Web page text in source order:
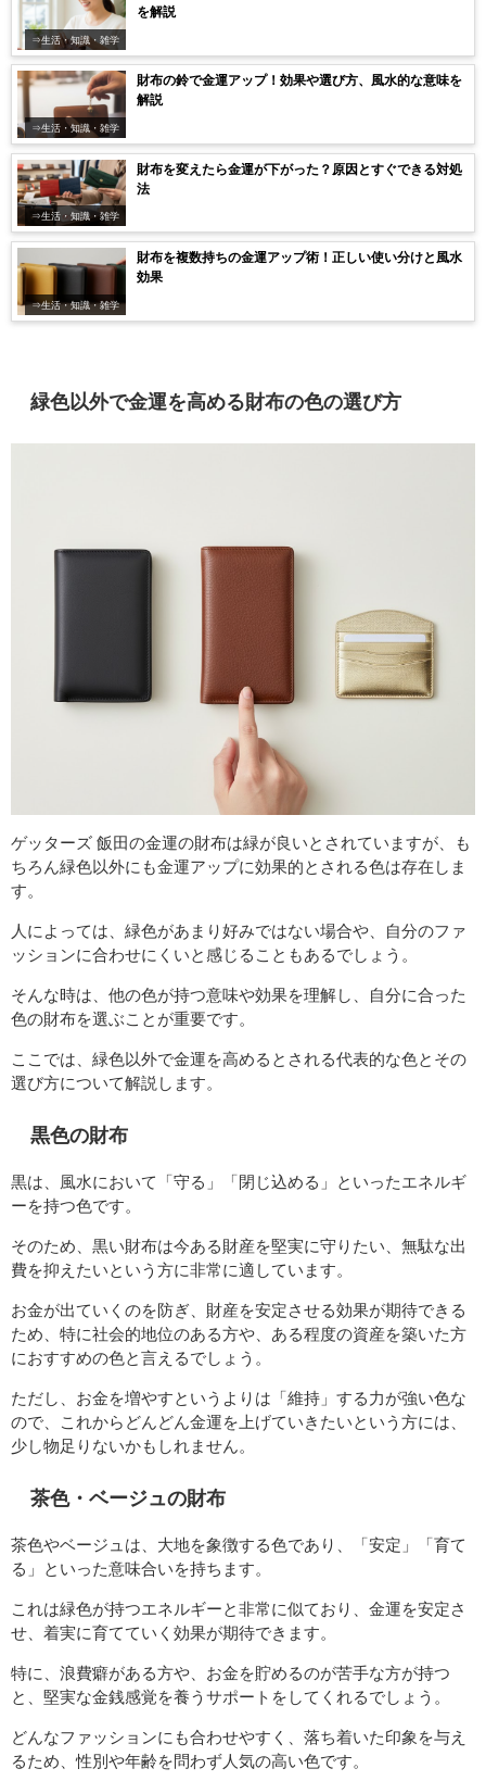
⇒生活・知識・雑学
を解説
⇒生活・知識・雑学
財布の鈴で金運アップ！効果や選び方、風水的な意味を
解説
⇒生活・知識・雑学
財布を変えたら金運が下がった？原因とすぐできる対処
法
⇒生活・知識・雑学
財布を複数持ちの金運アップ術！正しい使い分けと風水
効果
緑色以外で金運を高める財布の色の選び方
ゲッターズ 飯田の金運の財布は緑が良いとされていますが、も
ちろん緑色以外にも金運アップに効果的とされる色は存在しま
す。
人によっては、緑色があまり好みではない場合や、自分のファ
ッションに合わせにくいと感じることもあるでしょう。
そんな時は、他の色が持つ意味や効果を理解し、自分に合った
色の財布を選ぶことが重要です。
ここでは、緑色以外で金運を高めるとされる代表的な色とその
選び方について解説します。
黒色の財布
黒は、風水において「守る」「閉じ込める」といったエネルギ
ーを持つ色です。
そのため、黒い財布は今ある財産を堅実に守りたい、無駄な出
費を抑えたいという方に非常に適しています。
お金が出ていくのを防ぎ、財産を安定させる効果が期待できる
ため、特に社会的地位のある方や、ある程度の資産を築いた方
におすすめの色と言えるでしょう。
ただし、お金を増やすというよりは「維持」する力が強い色な
ので、これからどんどん金運を上げていきたいという方には、
少し物足りないかもしれません。
茶色・ベージュの財布
茶色やベージュは、大地を象徴する色であり、「安定」「育て
る」といった意味合いを持ちます。
これは緑色が持つエネルギーと非常に似ており、金運を安定さ
せ、着実に育てていく効果が期待できます。
特に、浪費癖がある方や、お金を貯めるのが苦手な方が持つ
と、堅実な金銭感覚を養うサポートをしてくれるでしょう。
どんなファッションにも合わせやすく、落ち着いた印象を与え
るため、性別や年齢を問わず人気の高い色です。